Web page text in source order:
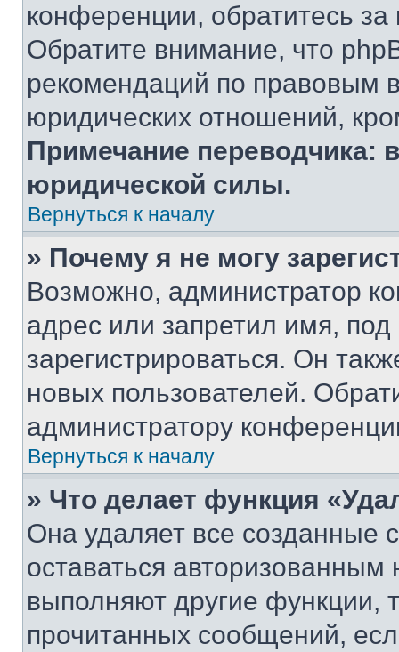
конференции, обратитесь
Обратите внимание, что
рекомендаций по правовым
юридических отношений,
Примечание переводчика:
юридической силы.
Вернуться к началу
» Почему я не могу
Возможно, администратор
адрес или запретил имя,
зарегистрироваться. Он
новых пользователей.
администратору
Вернуться к началу
» Что делает функция
Она удаляет все созданные
оставаться
выполняют другие функции,
прочитанных сообщений,